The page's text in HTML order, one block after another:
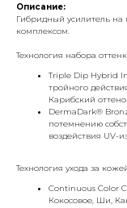
Описание:
Гибридный усилитель
комплексом.
Технология набора
Triple Dip Hybrid
тройного
Карибский
DermaDark®
потемнению
воздействия UV-
Технология ухода за
Continuous Color
Кокосовое, Ши,